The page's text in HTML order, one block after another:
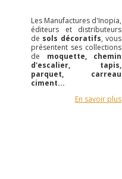
Les Manufactures d'Inopia,
éditeurs et distributeurs
de sols décoratifs, vous
présentent ses collections
de moquette, chemin
d'escalier, tapis,
parquet, carreau
ciment...
En savoir plus